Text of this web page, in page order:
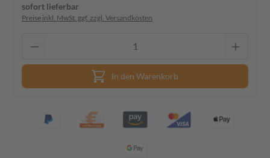
sofort lieferbar
Preise inkl. MwSt. ggf. zzgl. Versandkosten
In den Warenkorb